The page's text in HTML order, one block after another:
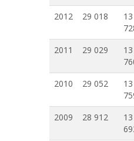
2012 29 018
13
2011
29 029
13
2010
29 052
13
2009
28 912
13